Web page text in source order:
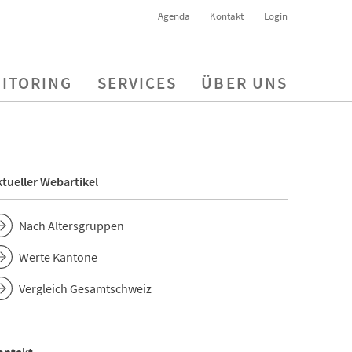
Agenda Kontakt Login
SERVICES ÜBER UNS
Webartikel
Nach Altersgruppen
Werte Kantone
Vergleich Gesamtschweiz